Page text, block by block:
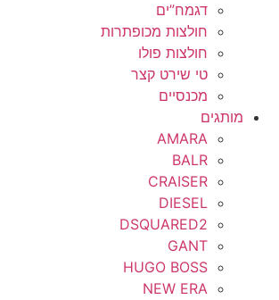
דגמח”ים
חולצות מכופתרות
חולצות פולו
טי שירט קצר
מכנסיים
מותגים
AMARA
BALR
CRAISER
DIESEL
DSQUARED2
GANT
HUGO BOSS
NEW ERA